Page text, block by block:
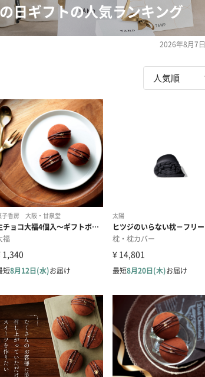
日ギフトの人気ランキング
2026年8月7日